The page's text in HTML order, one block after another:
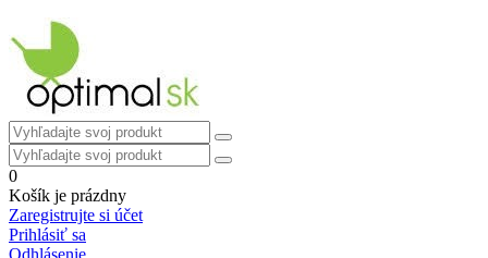
0
Košík je prázdny
Zaregistrujte si účet
Prihlásiť sa
Odhlásenie